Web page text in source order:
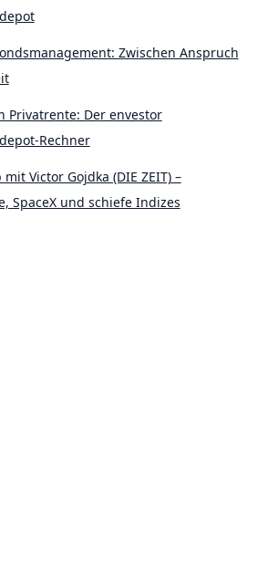
Zwischen Anspruch
Privatrente: Der envestor
Rechner
Victor Gojdka (DIE ZEIT) –
SpaceX und schiefe Indizes